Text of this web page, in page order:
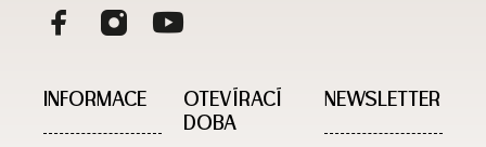
INFORMACE
OTEVÍRACÍ
DOBA​
NEWSLETTER